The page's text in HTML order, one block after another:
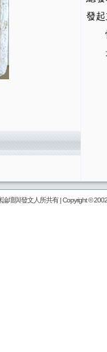
發
論壇與發文人所共有 | Copyright ©